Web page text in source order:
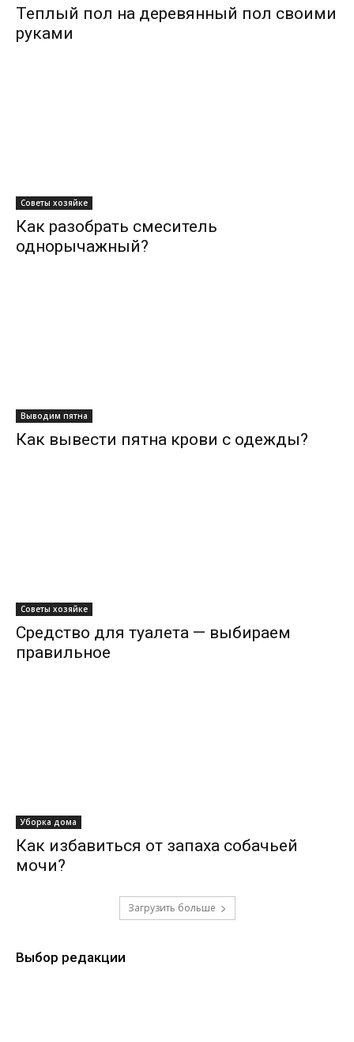
Теплый пол на деревянный пол своими
руками
Советы хозяйке
Как разобрать смеситель
однорычажный?
Выводим пятна
Как вывести пятна крови с одежды?
Советы хозяйке
Средство для туалета — выбираем
правильное
Уборка дома
Как избавиться от запаха собачьей
мочи?
Загрузить больше
Выбор редакции